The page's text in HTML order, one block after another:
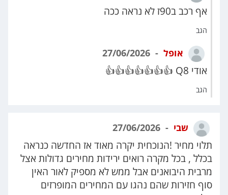
אף רכב ב90ז לא נראה ככה
הגב
אופל
אודי Q8 👍👍👍👍👍👍👍
הגב
שבי
תלוי מחיר !הנוכחית יקרה מאוד אז החדשה כנראה
בכלל , בכל מקרה רואים ירידות מחירים גדולות אצל
מרבית היבואנים אבל ממש לא מספיק לאור האין
סוף חזירות שהם נהגו עם המחירים המופרזים